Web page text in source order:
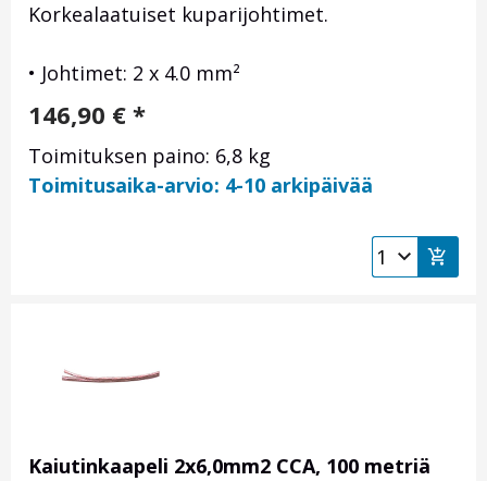
Korkealaatuiset kuparijohtimet.
• Johtimet: 2 x 4.0 mm²
146,90 € *
Toimituksen paino: 6,8 kg
Toimitusaika-arvio: 4-10 arkipäivää
Kaiutinkaapeli 2x6,0mm2 CCA, 100 metriä